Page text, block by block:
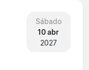
Sábado
10 abr
2027